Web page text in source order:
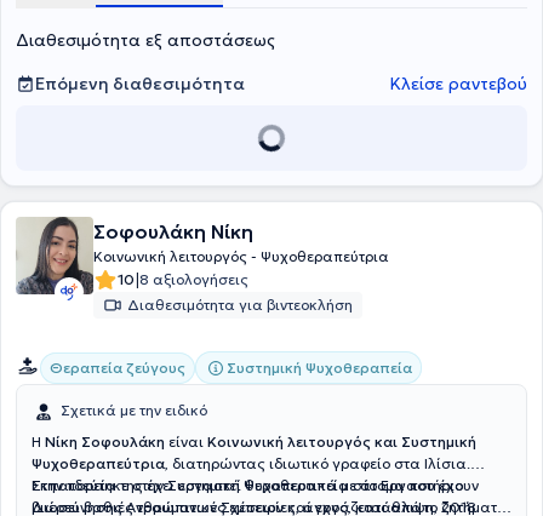
Διαθεσιμότητα εξ αποστάσεως
Επόμενη διαθεσιμότητα
Κλείσε ραντεβού
Σοφουλάκη Νίκη
Κοινωνική λειτουργός - Ψυχοθεραπεύτρια
10|8 αξιολογήσεις
Διαθεσιμότητα για βιντεοκλήση
Θεραπεία ζεύγους Συστημική Ψυχοθεραπεία
Σχετικά με την ειδικό
Η Νίκη Σοφουλάκη είναι Κοινωνική λειτουργός και Συστημική
Ψυχοθεραπεύτρια, διατηρώντας ιδιωτικό γραφείο στα Ιλίσια.
Εκπαιδεύτηκε στην Συστημική Ψυχοθεραπεία στο Εργαστήριο
Διερεύνησης Ανθρώπινων Σχέσεων και εργάζεται από το 2018
Στην πορεία της έχει εργαστεί θεραπευτικά με άτομα που έχουν
βιώσει βαθιές τραυματικές εμπειρίες, άγχος, κατάθλιψη, ζητήματα